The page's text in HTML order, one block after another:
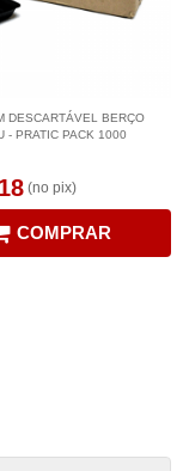
DESCARTÁVEL BERÇO
- PRATIC PACK 1000
(no pix)
COMPRAR